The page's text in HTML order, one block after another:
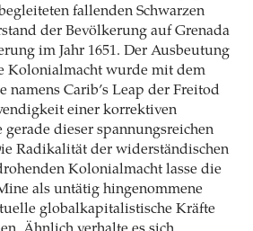
fallenden Schwarzen
der Bevölkerung auf Grenada
im Jahr 1651. Der Ausbeutung
Kolonialmacht wurde mit dem
namens Carib’s Leap der Freitod
einer korrektiven
dieser spannungsreichen
Radikalität der widerständischen
Kolonialmacht lasse die
als untätig hingenommene
globalkapitalistische Kräfte